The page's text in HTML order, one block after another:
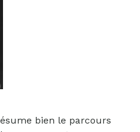
bien le parcours